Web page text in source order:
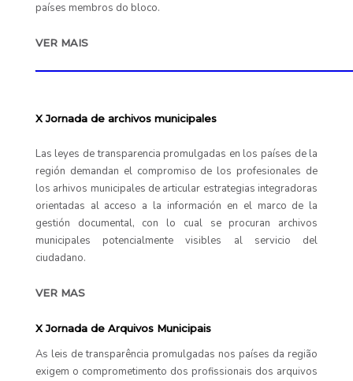
países membros do bloco.
VER MAIS
X Jornada de archivos municipales
Las leyes de transparencia promulgadas en los países de la
región demandan el compromiso de los profesionales de
los arhivos municipales de articular estrategias integradoras
orientadas al acceso a la información en el marco de la
gestión documental, con lo cual se procuran archivos
municipales potencialmente visibles al servicio del
ciudadano.
VER MAS
X Jornada de Arquivos Municipais
As leis de transparência promulgadas nos países da região
exigem o comprometimento dos profissionais dos arquivos